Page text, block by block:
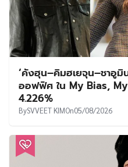
‘คังฮุน–คิมฮเยจุน–ชาอูมิ
ออฟฟิศ ใน My Bias,
4.226%
BySVVEET KIMOn05/08/2026